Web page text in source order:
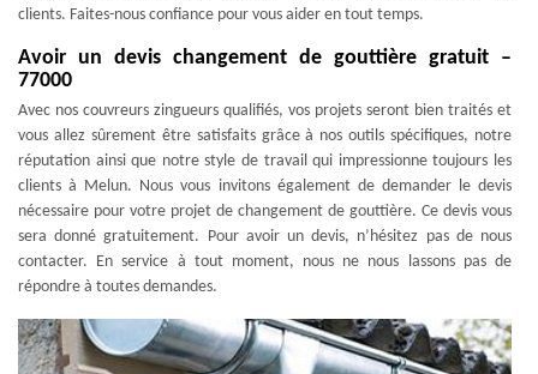
clients. Faites-nous confiance pour vous aider en tout temps.
Avoir un devis changement de gouttière gratuit –
77000
Avec nos couvreurs zingueurs qualifiés, vos projets seront bien traités et
vous allez sûrement être satisfaits grâce à nos outils spécifiques, notre
réputation ainsi que notre style de travail qui impressionne toujours les
clients à Melun. Nous vous invitons également de demander le devis
nécessaire pour votre projet de changement de gouttière. Ce devis vous
sera donné gratuitement. Pour avoir un devis, n’hésitez pas de nous
contacter. En service à tout moment, nous ne nous lassons pas de
répondre à toutes demandes.